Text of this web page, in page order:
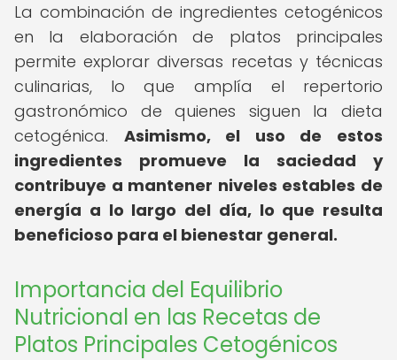
La combinación de ingredientes cetogénicos
en la elaboración de platos principales
permite explorar diversas recetas y técnicas
culinarias, lo que amplía el repertorio
gastronómico de quienes siguen la dieta
cetogénica. Asimismo, el uso de estos
ingredientes promueve la saciedad y
contribuye a mantener niveles estables de
energía a lo largo del día, lo que resulta
beneficioso para el bienestar general.
Importancia del Equilibrio
Nutricional en las Recetas de
Platos Principales Cetogénicos